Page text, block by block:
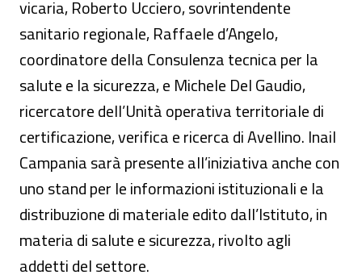
vicaria, Roberto Ucciero, sovrintendente
sanitario regionale, Raffaele d’Angelo,
coordinatore della Consulenza tecnica per la
salute e la sicurezza, e Michele Del Gaudio,
ricercatore dell’Unità operativa territoriale di
certificazione, verifica e ricerca di Avellino. Inail
Campania sarà presente all’iniziativa anche con
uno stand per le informazioni istituzionali e la
distribuzione di materiale edito dall’Istituto, in
materia di salute e sicurezza, rivolto agli
addetti del settore.